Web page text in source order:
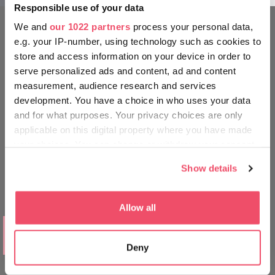
Responsible use of your data
We and our 1022 partners process your personal data,
e.g. your IP-number, using technology such as cookies to
store and access information on your device in order to
serve personalized ads and content, ad and content
measurement, audience research and services
development. You have a choice in who uses your data
and for what purposes. Your privacy choices are only
applicable on this digital property where you have made
If you allow, we would also like to:
which can be accurate to within several meters
Identify your device by actively scanning it for
specific characteristics (fingerprinting)
Show details
Allow all
Deny
KENNEN SIE SICH AUS WIE EIN
UNGAR
AUSFLUGSZIELE